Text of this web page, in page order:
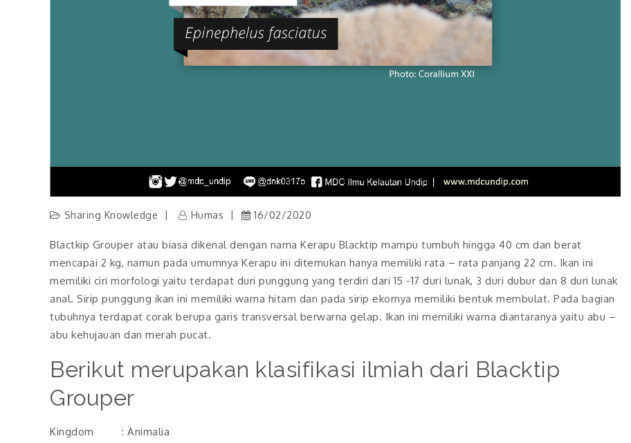
Sharing Knowledge Humas 16/02/2020
Blactkip Grouper atau biasa dikenal dengan nama Kerapu Blacktip mampu tumbuh hingga 40 cm dan berat
mencapai 2 kg, namun pada umumnya Kerapu ini ditemukan hanya memiliki rata – rata panjang 22 cm. Ikan ini
memiliki ciri morfologi yaitu terdapat duri punggung yang terdiri dari 15 -17 duri lunak, 3 duri dubur dan 8 duri lunak
anal. Sirip punggung ikan ini memiliki warna hitam dan pada sirip ekornya memiliki bentuk membulat. Pada bagian
tubuhnya terdapat corak berupa garis transversal berwarna gelap. Ikan ini memiliki warna diantaranya yaitu abu –
abu kehujauan dan merah pucat.
Berikut merupakan klasifikasi ilmiah dari Blacktip
Grouper
Kingdom : Animalia